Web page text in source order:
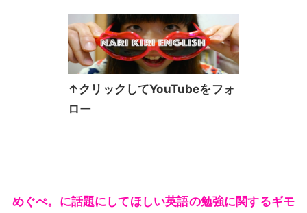
↑クリックしてYouTubeをフォ
ロー
めぐぺ。に話題にしてほしい英語の勉強に関するギモ